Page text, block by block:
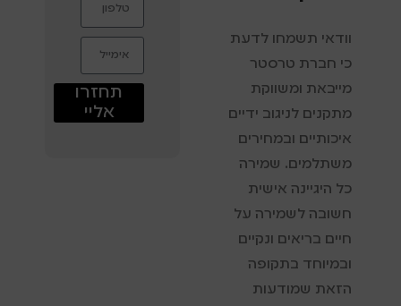
תחזרו
אליי
וודאי תשמחו לדעת
כי חברת טרסטר
מייבאת ומשווקת
מתקנים לניגוב ידיים
איכותיים ובמחירים
משתלמים. שמירה
כל היגיינה אישית
חשובה לשמירה על
חיים בריאים ונקיים
ובמיוחד בתקופה
הזאת שמודעות